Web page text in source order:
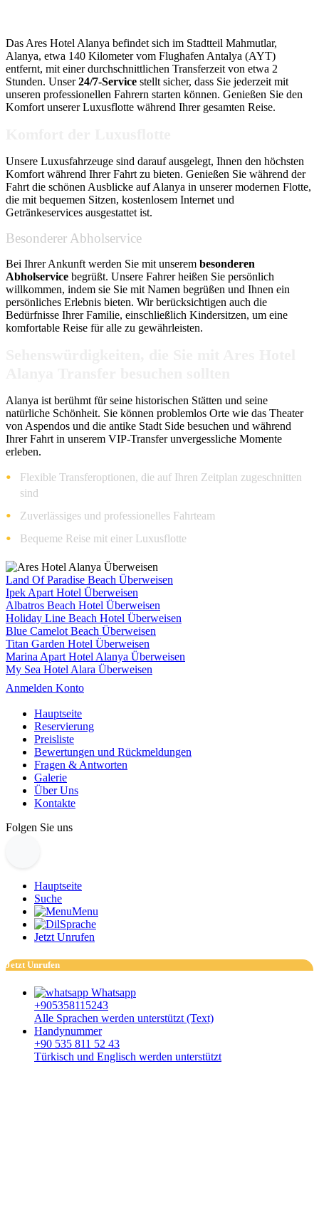
Das Ares Hotel Alanya befindet sich im Stadtteil Mahmutlar,
Alanya, etwa 140 Kilometer vom Flughafen Antalya (AYT)
entfernt, mit einer durchschnittlichen Transferzeit von etwa 2
Stunden. Unser24/7-Service stellt sicher, dass Sie jederzeit mit
unseren professionellen Fahrern starten können. Genießen Sie den
Komfort unserer Luxusflotte während Ihrer gesamten Reise.
Unsere Luxusfahrzeuge sind darauf ausgelegt, Ihnen den höchsten
Komfort während Ihrer Fahrt zu bieten. Genießen Sie während der
Fahrt die schönen Ausblicke auf Alanya in unserer modernen Flotte,
die mit bequemen Sitzen, kostenlosem Internet und
Getränkeservices ausgestattet ist.
Besonderer Abholservice
Bei Ihrer Ankunft werden Sie mit unserem besonderen
Abholservice begrüßt. Unsere Fahrer heißen Sie persönlich
willkommen, indem sie Sie mit Namen begrüßen und Ihnen ein
persönliches Erlebnis bieten. Wir berücksichtigen auch die
Bedürfnisse Ihrer Familie, einschließlich Kindersitzen, um eine
komfortable Reise für alle zu gewährleisten.
Alanya ist berühmt für seine historischen Stätten und seine
natürliche Schönheit. Sie können problemlos Orte wie das Theater
von Aspendos und die antike Stadt Side besuchen und während
Ihrer Fahrt in unserem VIP-Transfer unvergessliche Momente
erleben.
Flexible Transferoptionen, die auf Ihren Zeitplan zugeschnitten
sind
Zuverlässiges und professionelles Fahrteam
Bequeme Reise mit einer Luxusflotte
Land Of Paradise Beach Überweisen
Ipek Apart Hotel Überweisen
Albatros Beach Hotel Überweisen
Holiday Line Beach Hotel Überweisen
Blue Camelot Beach Überweisen
Titan Garden Hotel Überweisen
Marina Apart Hotel Alanya Überweisen
My Sea Hotel Alara Überweisen
Anmelden Konto
Hauptseite
Reservierung
Preisliste
Bewertungen und Rückmeldungen
Fragen & Antworten
Galerie
Über Uns
Kontakte
Folgen Sie uns
Hauptseite
Suche
Menu
Sprache
Jetzt Unrufen
Jetzt Unrufen
Whatsapp
+905358115243
Alle Sprachen werden unterstützt (Text)
Handynummer
+90 535 811 52 43
Türkisch und Englisch werden unterstützt